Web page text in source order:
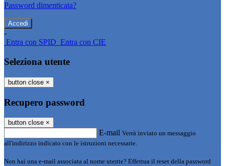
Password dimenticata?
-
Entra con SPID Entra con CIE
Seleziona utente
button close ×
Recupero password
button close ×
E-mail Verrà inviato un messaggio
all'indirizzo indicato con le istruzioni necessarie.
Non hai una e-mail associata al nome utente? Effettua il reset della password